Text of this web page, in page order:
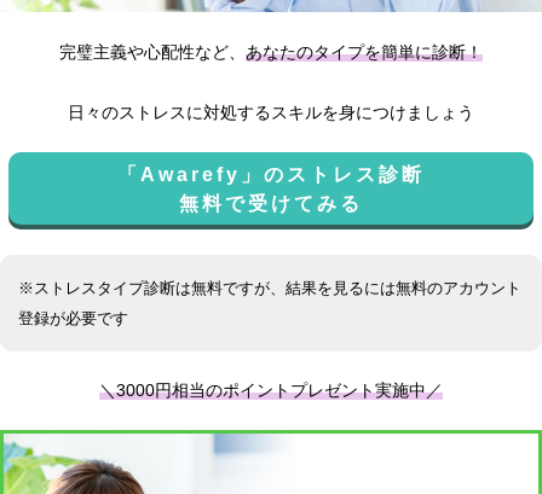
完璧主義や心配性など、 あなたのタイプを簡単に診断！
日々のストレスに対処するスキルを身につけましょう
「Awarefy」のストレス診断
無料で受けてみる
※ストレスタイプ診断は無料ですが、結果を見るには無料のアカウント
登録が必要です
＼3000円相当のポイントプレゼント実施中／